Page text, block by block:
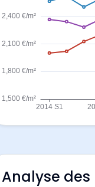
Analyse